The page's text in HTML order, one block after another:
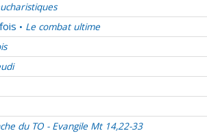
• Le combat ultime
du TO - Evangile Mt 14,22-33